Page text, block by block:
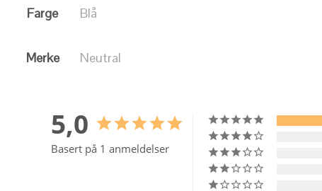
Farge Blå
Merke Neutral
5,0
Basert på 1 anmeldelser